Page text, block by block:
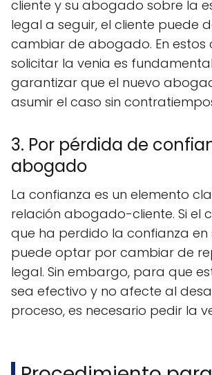
cliente y su abogado sobre la
legal a seguir, el cliente puede
cambiar de abogado. En estos
solicitar la venia es
garantizar que el nuevo
asumir el caso sin
3. Por pérdida de
abogado
La confianza es un elemento
relación abogado-cliente. Si el
que ha perdido la confianza
puede optar por cambiar de
legal. Sin embargo, para que
sea efectivo y no afecte al
proceso, es necesario pedir la